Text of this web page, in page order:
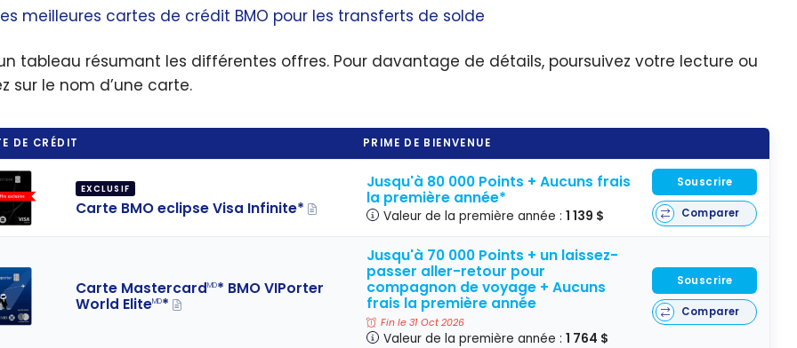
meilleures cartes de crédit BMO pour les transferts de solde
tableau résumant les différentes offres. Pour davantage de détails, poursuivez votre lecture ou
sur le nom d’une carte.
DE CRÉDIT PRIME DE BIENVENUE
EXCLUSIF
Carte BMO eclipse Visa Infinite*
Jusqu'à 80 000 Points + Aucuns frais
la première année*
Valeur de la première année :1 139 $
Souscrire
Comparer
Carte MastercardMD* BMO VIPorter
World EliteMD*
Jusqu'à 70 000 Points + un laissez-
passer aller-retour pour
compagnon de voyage + Aucuns
frais la première année
Fin le 31 Oct 2026
Valeur de la première année :1 764 $
Souscrire
Comparer